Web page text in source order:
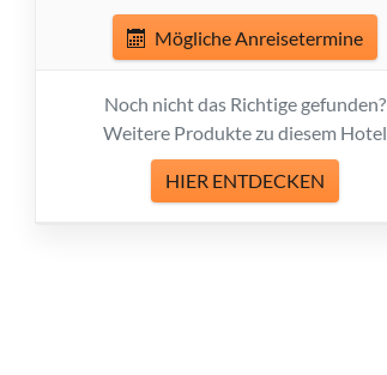
Mögliche Anreisetermine
Noch nicht das Richtige gefunden?
Weitere Produkte zu diesem Hotel
HIER ENTDECKEN